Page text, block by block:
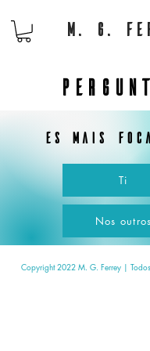
M. G.
És mais
Ti
Nos outros
Copyright 2022 M. G. Ferrey |